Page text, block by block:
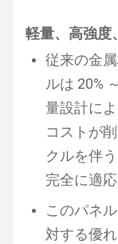
軽量、高強度
従来の金
ルは 20%
量設計に
コストが
クルを伴
完全に適応
このパネ
対する優